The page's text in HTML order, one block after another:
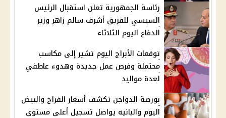
رئاسة الجمهورية تعلن استقبال الرئيس
السيسي للفريق أشرف سالم زاهر وزير
الدفاع اليوم الثلاثاء
توقعات الأبراج اليوم تشير إلى مكاسب
محتملة وفرص عمل جديدة وهدوء عاطفي
لعدة مواليد
بورصة الدواجن تكشف أسعار الفراخ والبيض
اليوم والبانيه يواصل تسجيل أعلى مستوى